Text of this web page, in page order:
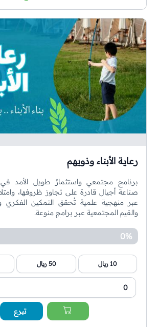
رعاية الأبناء وذويهم
برنامج مجتمعي واستثمارٌ طويل الأمد
صناعة أجيال قادرة على تجاوز ظروفها،
عبر منهجية علمية تُحقق التمكين الفكري
والقيم المجتمعية عبر برامج منوعة.
0%
10 ريال 50 ريال
تبرع